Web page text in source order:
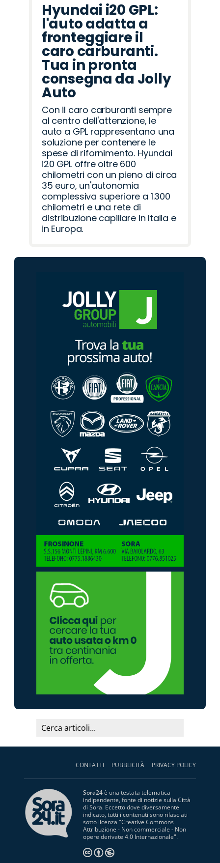
Hyundai i20 GPL:
l'auto adatta a
fronteggiare il
caro carburanti.
Tua in pronta
consegna da Jolly
Auto
Con il caro carburanti sempre
al centro dell'attenzione, le
auto a GPL rappresentano una
soluzione per contenere le
spese di rifornimento. Hyundai
i20 GPL offre oltre 600
chilometri con un pieno di circa
35 euro, un'autonomia
complessiva superiore a 1.300
chilometri e una rete di
distribuzione capillare in Italia e
in Europa.
CONTATTI PUBBLICITÀ PRIVACY POLICY
Sora24è una testata telematica
indipendente, fonte di notizie sulla Città
di Sora. Eccetto dove diversamente
indicato, tutti i contenuti sono rilasciati
sotto licenza "Creative Commons
Attribuzione - Non commerciale - Non
opere derivate 4.0 Internazionale".